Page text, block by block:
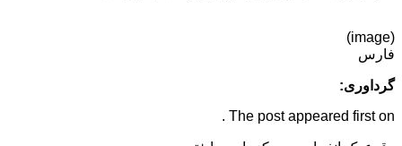
(image)
فارس
گرداوری:
The post appeared first on .